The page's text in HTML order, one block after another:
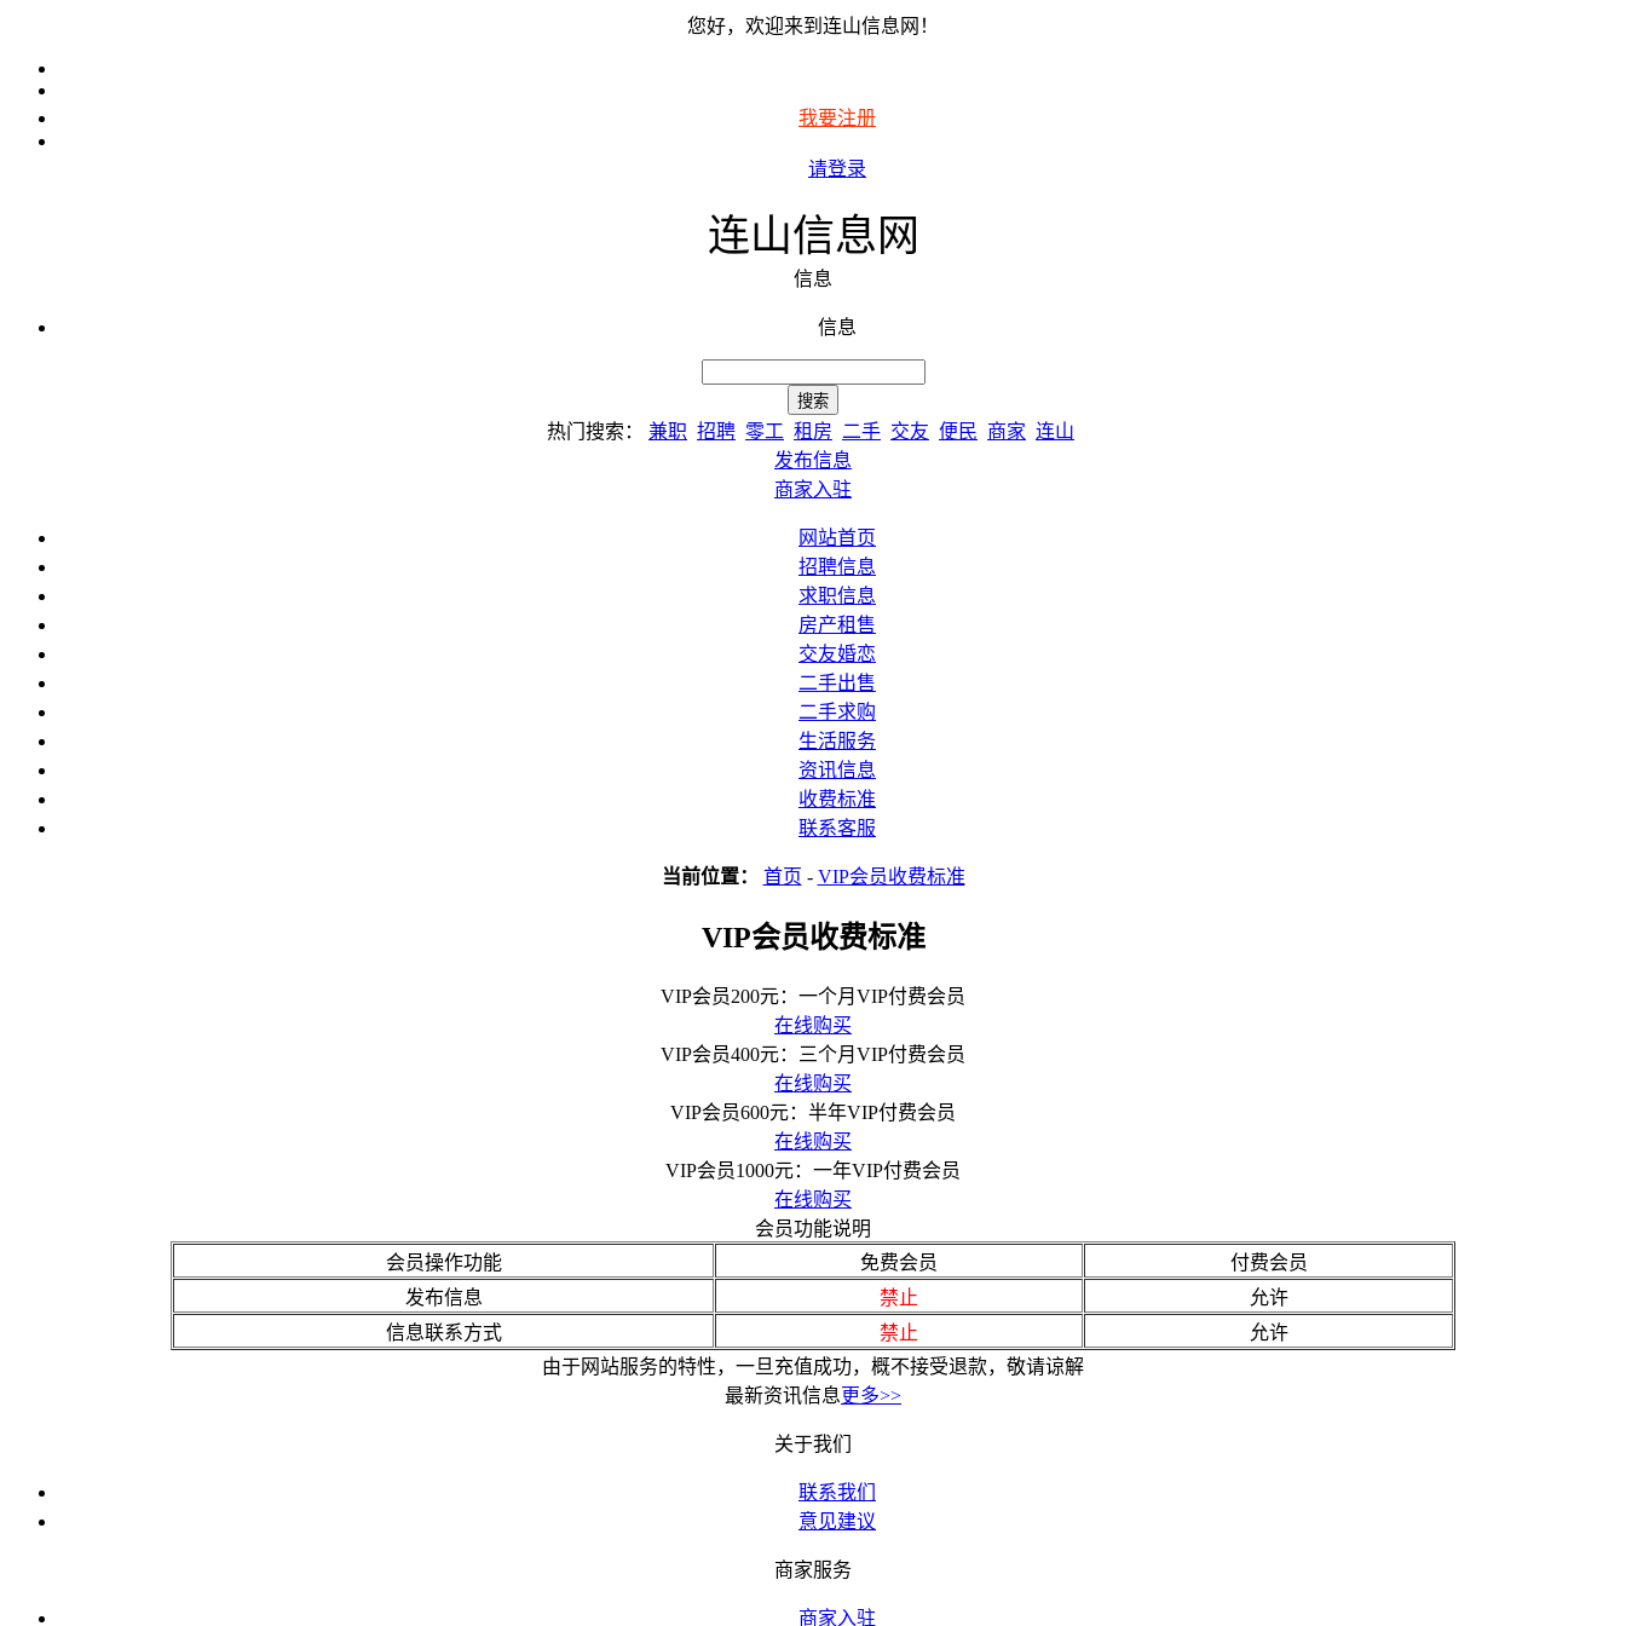
您好，欢迎来到连山信息网！
我要注册
请登录
连山信息网
信息
信息
热门搜索： 兼职 招聘 零工 租房 二手 交友 便民 商家 连山
发布信息
商家入驻
网站首页
招聘信息
求职信息
房产租售
交友婚恋
二手出售
二手求购
生活服务
资讯信息
收费标准
联系客服
当前位置： 首页 - VIP会员收费标准
VIP会员收费标准
VIP会员200元：一个月VIP付费会员
在线购买
VIP会员400元：三个月VIP付费会员
在线购买
VIP会员600元：半年VIP付费会员
在线购买
VIP会员1000元：一年VIP付费会员
在线购买
会员功能说明
会员操作功能
免费会员
付费会员
发布信息
禁止
允许
信息联系方式
禁止
允许
由于网站服务的特性，一旦充值成功，概不接受退款，敬请谅解
最新资讯信息更多>>
关于我们
联系我们
意见建议
商家服务
商家入驻